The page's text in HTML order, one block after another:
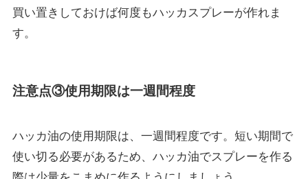
買い置きしておけば何度もハッカスプレーが作れま
す。
注意点③使用期限は一週間程度
ハッカ油の使用期限は、一週間程度です。短い期間で
使い切る必要があるため、ハッカ油でスプレーを作る